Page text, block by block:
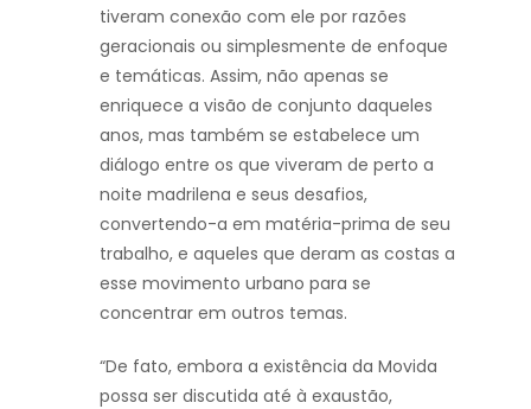
tiveram conexão com ele por razões
geracionais ou simplesmente de enfoque
e temáticas. Assim, não apenas se
enriquece a visão de conjunto daqueles
anos, mas também se estabelece um
diálogo entre os que viveram de perto a
noite madrilena e seus desafios,
convertendo-a em matéria-prima de seu
trabalho, e aqueles que deram as costas a
esse movimento urbano para se
concentrar em outros temas.
“De fato, embora a existência da Movida
possa ser discutida até à exaustão,